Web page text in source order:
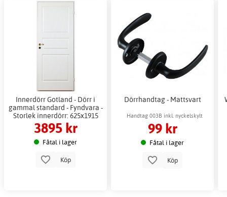
Innerdörr Gotland - Dörr i
gammal standard - Fyndvara -
Storlek innerdörr: 625x1915
mm
3895 kr
Fåtal i lager
Köp
Dörrhandtag - Mattsvart
Handtag 003B inkl. nyckelskylt
99 kr
Fåtal i lager
Köp